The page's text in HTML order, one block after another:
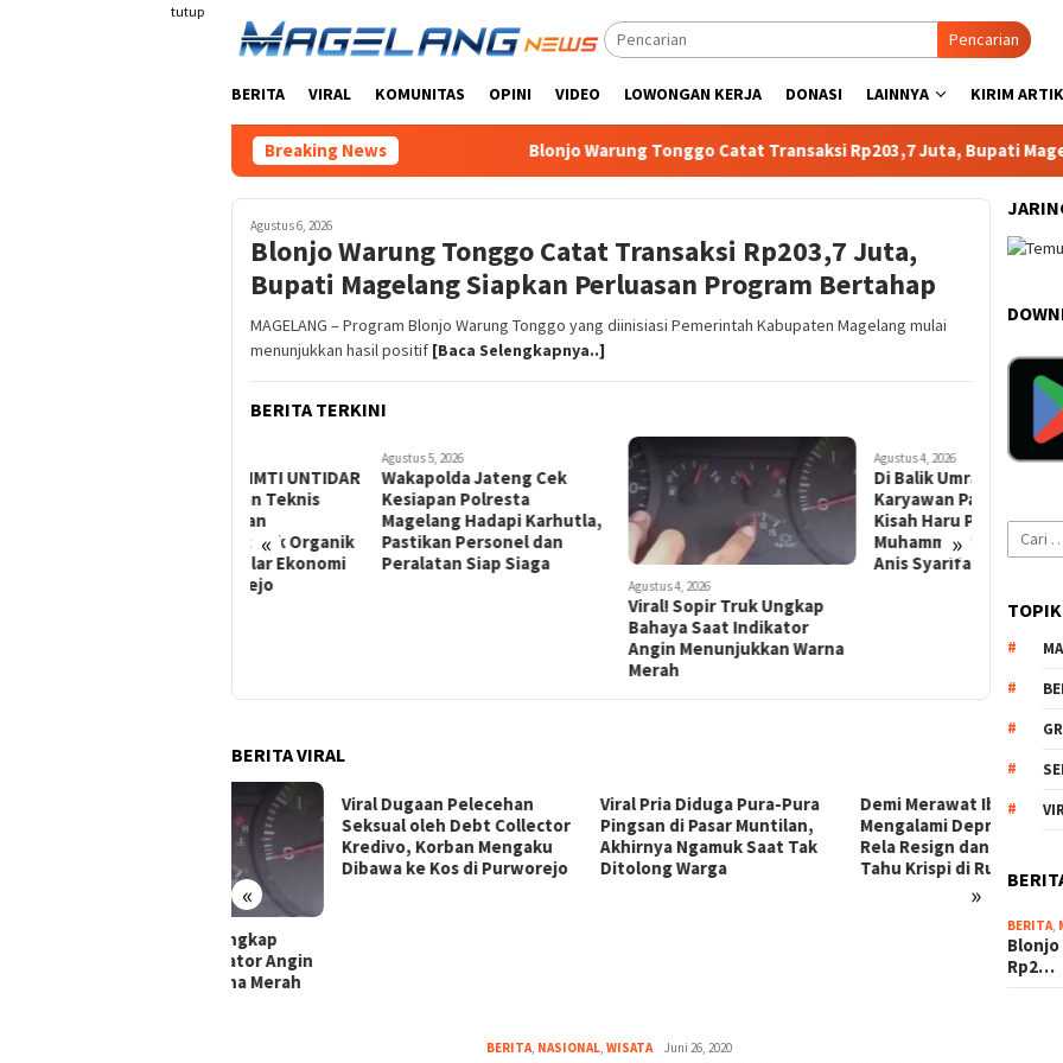
tutup
Pencarian
BERITA VIRAL KOMUNITAS OPINI VIDEO LOWONGAN KERJA DONASI LAINNYA KIRIM
Breaking News Blonjo Warung Tonggo Catat Transaksi Rp203,7 Juta, Bupati Magelang
Agustus 6, 2026
Blonjo Warung Tonggo Catat Transaksi Rp203,7 Juta,
Bupati Magelang Siapkan Perluasan Program Bertahap
MAGELANG – Program Blonjo Warung Tonggo yang diinisiasi Pemerintah Kabupaten Magelang mulai
menunjukkan hasil positif [Baca Selengkapnya..]
BERITA TERKINI
« »
Wakapolda Jateng Cek
Kesiapan Polresta
Magelang Hadapi Karhutla,
Pastikan Personel dan
Peralatan Siap Siaga
Viral! Sopir Truk Ungkap
Bahaya Saat Indikator
Angin Menunjukkan Warna
Agustus 4, 2026
Di Balik Umrah Gratis 156
Karyawan Pabrik HS, Ada
Kisah Haru Perjuangan H.
Muhammad Suryo dan Hj.
Anis Syarifah
Agustus 4,
Masa
BERITA VIRAL
« »
Viral Dugaan Pelecehan
Seksual oleh Debt Collector
Kredivo, Korban Mengaku
Dibawa ke Kos di Purworejo
Viral Pria Diduga Pura-Pura
Pingsan di Pasar Muntilan,
Akhirnya Ngamuk Saat Tak
Ditolong Warga
Demi Merawat Ibu yang
Mengalami Depresi, Septian
Rela Resign dan Berjualan
Tahu Krispi di Rumah
BERITA, NASIONAL, WISATAmagelangnews
Juni 26, 2020
Cari
untuk:
BERITA,
Rp2…